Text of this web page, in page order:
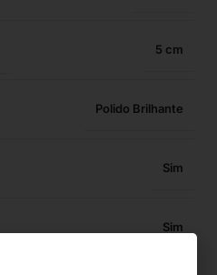
5
Polido Brilhante
Sim
Sim